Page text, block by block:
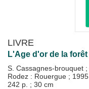
LIVRE
L'Age d'or de la forêt
S. Cassagnes-brouquet ;
Rodez : Rouergue ; 1995
242 p. ; 30 cm